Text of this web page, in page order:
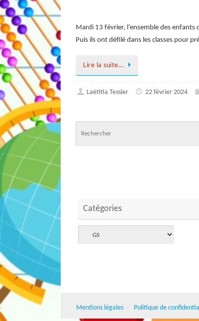
Mardi 13 février, l’ensemble des enfants
Puis ils ont défilé dans les classes pour
Lire la suite…
Laëtitia Tessier 22 février 2024
Catégories
Mentions légales Politique de